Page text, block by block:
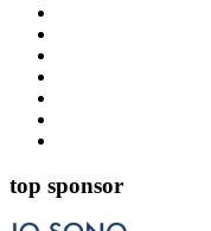
top sponsor